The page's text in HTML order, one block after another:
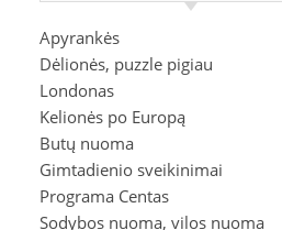
Apyrankės
Dėlionės, puzzle pigiau
Londonas
Kelionės po Europą
Butų nuoma
Gimtadienio sveikinimai
Programa Centas
Sodybos nuoma, vilos nuoma